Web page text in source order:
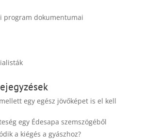
program dokumentumai
egy egész jövőképet is el kell
egy Édesapa szemszögéből
a kiégés a gyászhoz?